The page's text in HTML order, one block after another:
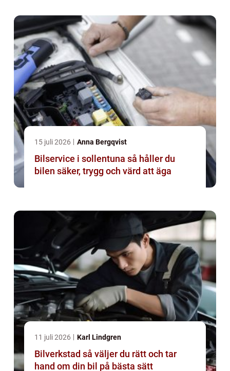
15 juli 2026 Anna Bergqvist
Bilservice i sollentuna så håller du
bilen säker, trygg och värd att äga
11 juli 2026 Karl Lindgren
Bilverkstad så väljer du rätt och tar
hand om din bil på bästa sätt